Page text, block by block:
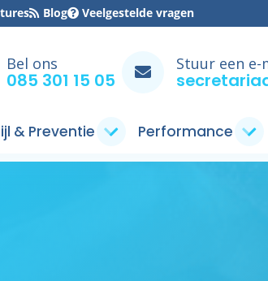
Blog Veelgestelde vragen
Bel ons
085 301 15 05
Stuur een e-
& Preventie Performance